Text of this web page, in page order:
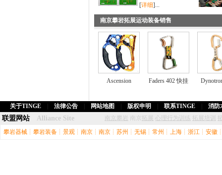
[详细]...
南京攀岩拓展运动装备销售
Ascension Faders 402 快挂
关于TINGE 法律公告 网站地图 版权申明 联系TINGE 消防
联盟网站 Alliance Site 南京攀岩 南京拓展 心理行为训练 拓展培训
攀岩器械 ┊ 攀岩装备 ┊ 景观 ┊ 南京 ┊ 南京 ┊ 苏州 ┊ 无锡 ┊ 常州 ┊ 上海 ┊ 浙江 ┊ 安徽